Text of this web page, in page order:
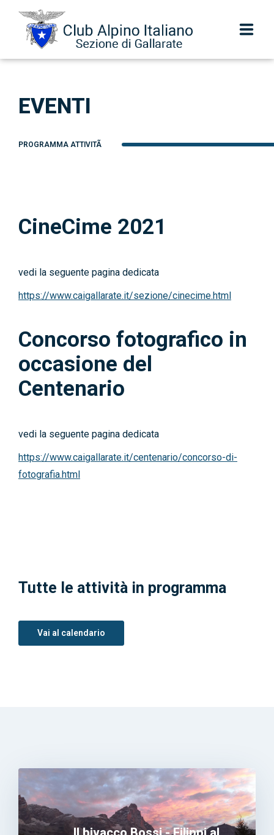
Centenario
Speleologia e Torrentismo
EVENTI
PROGRAMMA ATTIVITÃ
CineCime 2021
vedi la seguente pagina dedicata
https://www.caigallarate.it/sezione/cinecime.html
Concorso fotografico in
occasione del
Centenario
vedi la seguente pagina dedicata
https://www.caigallarate.it/centenario/concorso-di-
fotografia.html
Tutte le attività in programma
Vai al calendario